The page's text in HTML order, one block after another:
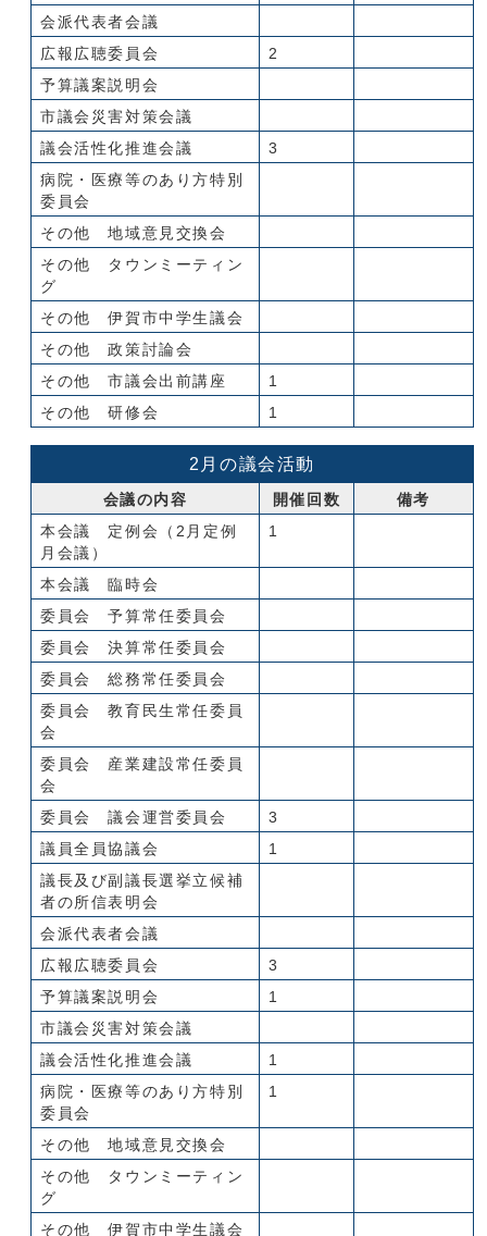
会派代表者会議
広報広聴委員会
2
予算議案説明会
市議会災害対策会議
議会活性化推進会議
3
病院・医療等のあり方特別
委員会
その他 地域意見交換会
その他 タウンミーティン
グ
その他 伊賀市中学生議会
その他 政策討論会
その他 市議会出前講座
1
その他 研修会
1
2月の議会活動
会議の内容 開催回数
備考
本会議 定例会（2月定例
月会議）
1
本会議 臨時会
委員会 予算常任委員会
委員会 決算常任委員会
委員会 総務常任委員会
委員会 教育民生常任委員
会
委員会 産業建設常任委員
会
委員会 議会運営委員会
3
議員全員協議会
1
議長及び副議長選挙立候補
者の所信表明会
会派代表者会議
広報広聴委員会
3
予算議案説明会
1
市議会災害対策会議
議会活性化推進会議
1
病院・医療等のあり方特別
委員会
1
その他 地域意見交換会
その他 タウンミーティン
グ
その他 伊賀市中学生議会